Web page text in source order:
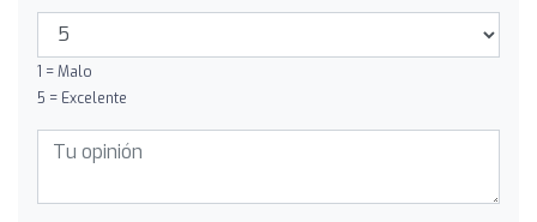
1 = Malo
5 = Excelente